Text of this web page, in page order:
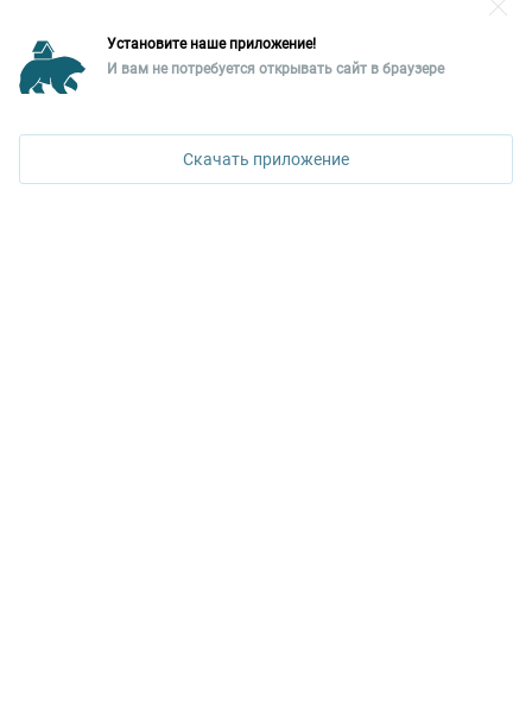
Уральская палата недвижимости
ул. Горького, 65, 0 подъезд, 3 этаж
Установите наше приложение!
И вам не потребуется открывать сайт в браузере
Скачать приложение